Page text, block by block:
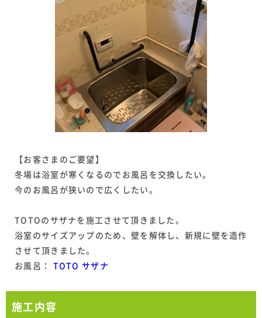
【お客さまのご要望】
冬場は浴室が寒くなるのでお風呂を交換したい。
今のお風呂が狭いので広くしたい。
TOTOのサザナを施工させて頂きました。
浴室のサイズアップのため、壁を解体し、新規に壁を造作
させて頂きました。
お風呂：
TOTO サザナ
施工内容